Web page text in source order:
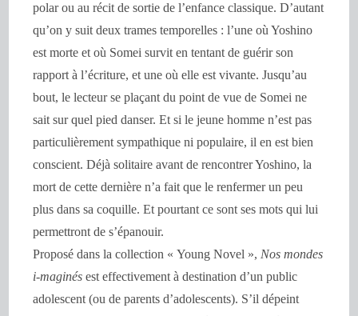
polar ou au récit de sortie de l’enfance classique. D’autant
qu’on y suit deux trames temporelles : l’une où Yoshino
est morte et où Somei survit en tentant de guérir son
rapport à l’écriture, et une où elle est vivante. Jusqu’au
bout, le lecteur se plaçant du point de vue de Somei ne
sait sur quel pied danser. Et si le jeune homme n’est pas
particulièrement sympathique ni populaire, il en est bien
conscient. Déjà solitaire avant de rencontrer Yoshino, la
mort de cette dernière n’a fait que le renfermer un peu
plus dans sa coquille. Et pourtant ce sont ses mots qui lui
permettront de s’épanouir.
Proposé dans la collection « Young Novel », Nos mondes
i-maginés est effectivement à destination d’un public
adolescent (ou de parents d’adolescents). S’il dépeint